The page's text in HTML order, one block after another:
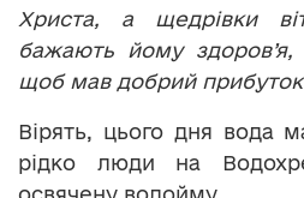
Христа, а щедрівки
бажають йому
щоб мав добрий
Вірять, цього дня вода
рідко люди на
освячену водойму.